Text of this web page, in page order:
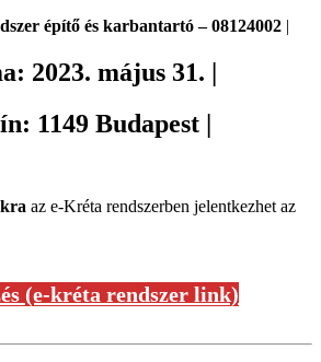
építő és karbantartó – 08124002 |
2023. május 31. |
1149 Budapest |
az e-Kréta rendszerben jelentkezhet az
(e-kréta rendszer link)